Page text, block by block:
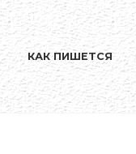
КАК ПИШЕТСЯ